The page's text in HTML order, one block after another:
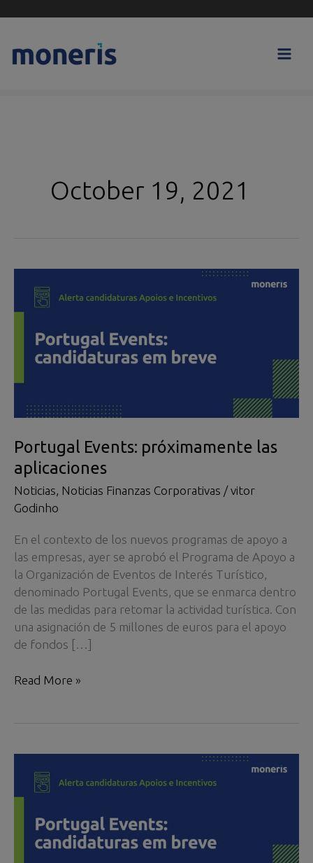
October 19, 2021
Portugal Events: próximamente las
aplicaciones
Noticias Noticias Finanzas Corporativas /vitor
Godinho
En el contexto de los nuevos programas de apoyo a
las empresas, ayer se aprobó el Programa de Apoyo a
la Organización de Eventos de Interés Turístico,
denominado Portugal Events, que se enmarca dentro
de las medidas para retomar la actividad turística. Con
una asignación de 5 millones de euros para el apoyo
de fondos […]
Portugal
Read More »